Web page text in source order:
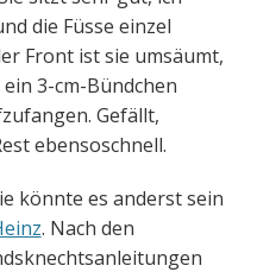
die Füsse einzel
Front ist sie umsäumt,
3-cm-Bündchen
Gefällt,
ebensoschnell.
könnte es anderst sein
. Nach den